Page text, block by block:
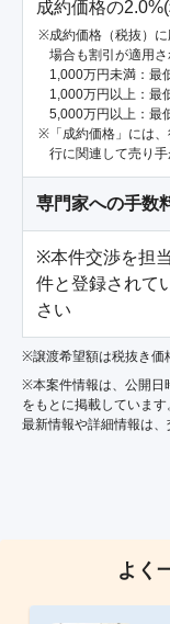
成約価格の
成約価格（税抜）
場合も割引が適用さ
1,000万円未満：最
1,000万円以上：最
5,000万円以上：最
「成約価格」には
行に関連して売り
専門家への手数
※本件交渉を担
件と登録されて
さい
※譲渡希望額は税抜き価
※本案件情報は、公開日
をもとに掲載しています
最新情報や詳細情報は、
よく